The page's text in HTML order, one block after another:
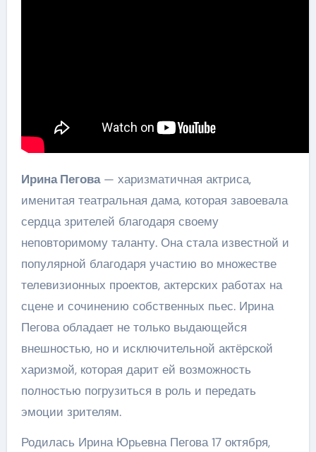
Ирина Пегова— харизматичная актриса,
именитая театральная дама, которая завоевала
сердца зрителей благодаря своему
неповторимому таланту. Она стала известной и
популярной благодаря участию во множестве
телевизионных проектов, актерских работах на
сцене и сочинению собственных пьес. Ирина
Пегова обладает не только выдающейся
внешностью, но и исключительной актёрской
харизмой, которая дарит ей возможность
полностью погрузиться в роль и передать
эмоции зрителям.
Родилась Ирина Юрьевна Пегова 17 октября,